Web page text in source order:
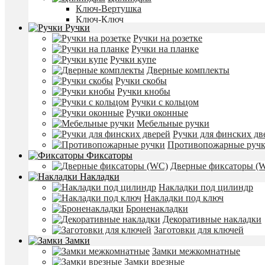
Ключ-Вертушка
Ключ-Ключ
Поворотники
Упоры дверные
Напольные ограничители
Настенные ограничители
Торцевые упоры (ригели)
Раздвижные системы
Направляющие
Ролики
Дверные доводчики
Гидравлические
Пружинные
Фурнитура
Цифры и таблички
Дверные Крючки
Монтажная пена, герметики, клеи
Автопороги
Смотреть все
Сантехника
Сместители
Полотенцесушители
Люки
Фитинги
Ручки
Ручки на розетке
Ручки на планке
Ручки купе
Дверные комплекты
Ручки скобы
Ручки кнобы
Ручки с кольцом
Ручки оконные
Мебельные ручки
Ручки для финских
Противопожарные
Фиксаторы
Дверные фиксаторы
Накладки
Накладки под цилиндр
Накладки под ключ
Броненакладки
Декоративные накладки
Заготовки для ключей
Замки
Замки межкомнатные
Замки врезные